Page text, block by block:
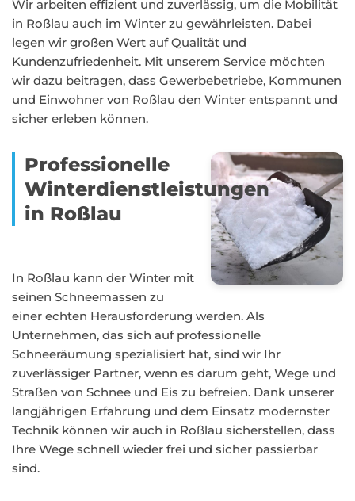
Wir arbeiten effizient und zuverlässig, um die Mobilität
in Roßlau auch im Winter zu gewährleisten. Dabei
legen wir großen Wert auf Qualität und
Kundenzufriedenheit. Mit unserem Service möchten
wir dazu beitragen, dass Gewerbebetriebe, Kommunen
und Einwohner von Roßlau den Winter entspannt und
sicher erleben können.
Professionelle
Winterdienstleistungen
in Roßlau
In Roßlau kann der Winter mit
seinen Schneemassen zu
einer echten Herausforderung werden. Als
Unternehmen, das sich auf professionelle
Schneeräumung spezialisiert hat, sind wir Ihr
zuverlässiger Partner, wenn es darum geht, Wege und
Straßen von Schnee und Eis zu befreien. Dank unserer
langjährigen Erfahrung und dem Einsatz modernster
Technik können wir auch in Roßlau sicherstellen, dass
Ihre Wege schnell wieder frei und sicher passierbar
sind.